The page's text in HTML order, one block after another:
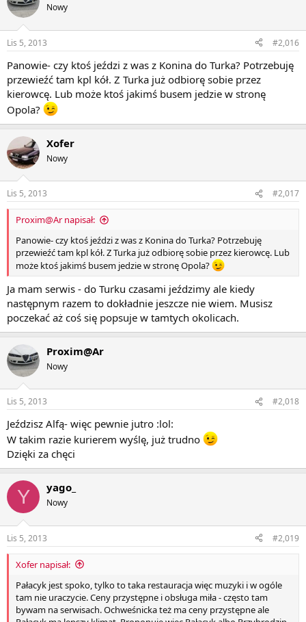
Nowy
Lis 5, 2013 #2,016
Panowie- czy ktoś jeździ z was z Konina do Turka? Potrzebuję
przewieźć tam kpl kół. Z Turka już odbiorę sobie przez
kierowcę. Lub może ktoś jakimś busem jedzie w stronę
Opola?
Xofer
Nowy
Lis 5, 2013 #2,017
Proxim@Ar napisał:
Panowie- czy ktoś jeździ z was z Konina do Turka? Potrzebuję
przewieźć tam kpl kół. Z Turka już odbiorę sobie przez kierowcę. Lub
może ktoś jakimś busem jedzie w stronę Opola?
Ja mam serwis - do Turku czasami jeździmy ale kiedy
następnym razem to dokładnie jeszcze nie wiem. Musisz
poczekać aż coś się popsuje w tamtych okolicach.
Proxim@Ar
Nowy
Lis 5, 2013 #2,018
Jeździsz Alfą- więc pewnie jutro :lol:
W takim razie kurierem wyślę, już trudno
Dzięki za chęci
Y yago_
Nowy
Lis 5, 2013 #2,019
Xofer napisał:
Pałacyk jest spoko, tylko to taka restauracja więc muzyki i w ogóle
tam nie uraczycie. Ceny przystępne i obsługa miła - często tam
bywam na serwisach. Ochweśnicka też ma ceny przystępne ale